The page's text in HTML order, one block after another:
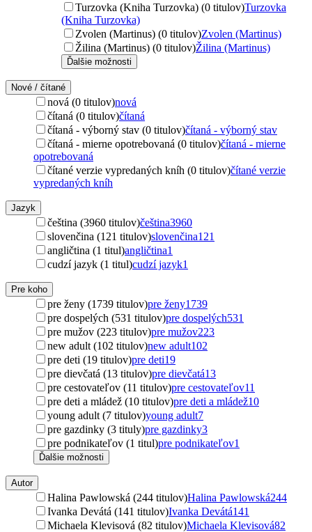
Turzovka (Kniha Turzovka) (0 titulov)Turzovka
(Kniha Turzovka)
Zvolen (Martinus) (0 titulov)Zvolen (Martinus)
Žilina (Martinus) (0 titulov)Žilina (Martinus)
Ďalšie možnosti
Nové / čítané
nová (0 titulov)nová
čítaná (0 titulov)čítaná
čítaná - výborný stav (0 titulov)čítaná - výborný stav
čítaná - mierne opotrebovaná (0 titulov)čítaná - mierne
opotrebovaná
čítané verzie vypredaných kníh (0 titulov)čítané verzie
vypredaných kníh
Jazyk
čeština (3960 titulov)čeština3960
slovenčina (121 titulov)slovenčina121
angličtina (1 titul)angličtina1
cudzí jazyk (1 titul)cudzí jazyk1
Pre koho
pre ženy (1739 titulov)pre ženy1739
pre dospelých (531 titulov)pre dospelých531
pre mužov (223 titulov)pre mužov223
new adult (102 titulov)new adult102
pre deti (19 titulov)pre deti19
pre dievčatá (13 titulov)pre dievčatá13
pre cestovateľov (11 titulov)pre cestovateľov11
pre deti a mládež (10 titulov)pre deti a mládež10
young adult (7 titulov)young adult7
pre gazdinky (3 tituly)pre gazdinky3
pre podnikateľov (1 titul)pre podnikateľov1
Ďalšie možnosti
Autor
Halina Pawlowská (244 titulov)Halina Pawlowská244
Ivanka Devátá (141 titulov)Ivanka Devátá141
Michaela Klevisová (82 titulov)Michaela Klevisová82